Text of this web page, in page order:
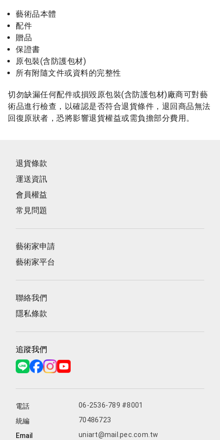
藝術品本體
配件
贈品
保證書
原包裝(含防護包材)
所有附隨文件或資料的完整性
切勿缺漏任何配件或損毀原包裝(含防護包材)廠商可對藝
術品進行檢查，以確認是否符合退貨條件，退回商品無法
回復原狀者，恐將影響退貨權益或需負擔部分費用。
退貨條款
運送資訊
會員權益
常見問題
藝術家申請
藝術家平台
聯絡我們
隱私條款
追蹤我們
電話
06-2536-789 #8001
統編
70486723
Email
uniart@mail.pec.com.tw